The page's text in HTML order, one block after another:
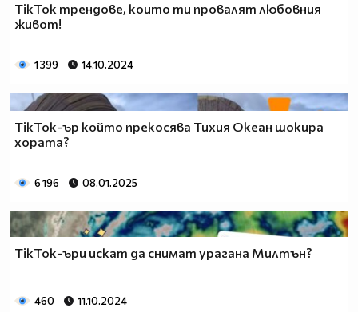
TikTok трендове, които ти провалят любовния
живот!
1 399 14.10.2024
TikTok-ър който прекосява Тихия Океан шокира
хората?
6 196 08.01.2025
TikTok-ъри искат да снимат урагана Милтън?
460 11.10.2024